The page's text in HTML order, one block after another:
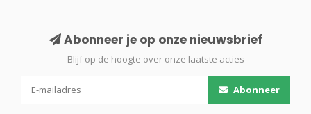
Abonneer je op onze nieuwsbrief
Blijf op de hoogte over onze laatste acties
Abonneer